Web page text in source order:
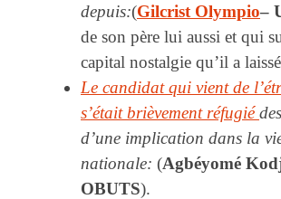
depuis:(Gilcrist Olympio–
de son père lui aussi et qui
capital nostalgie qu’il a
Le candidat qui vient de
s’était brièvement réfugié
d’une implication dans la
nationale: (Agbéyomé
OBUTS).